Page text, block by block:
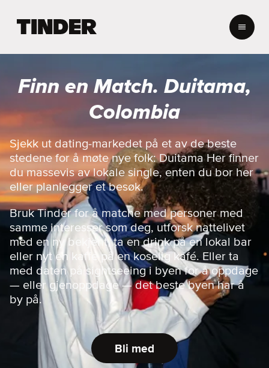
r
h
e
m
m
e
s
i
d
e
Finn en Match. Duitama,
Colombia
Sjekk ut dating-markedet på et av de beste
stedene for å møte nye folk: Duitama Her finner
du massevis av lokale single, enten du bor her
eller planlegger et besøk.
Bruk Tinder for å matche med personer med
samme interesser som deg, utforsk nattelivet
med en ny bekjent, ta en drink på en lokal bar
eller nyt en kaffe på en koselig kafé. Eller ta
med daten på sightseeing i byen for å oppdage
— eller gjenoppdage — det beste byen har å
by på.
Bli med